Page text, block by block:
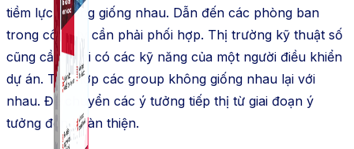
tiềm lực không giống nhau. Dẫn đến các phòng ban
trong công ty cần phải phối hợp. Thị trường kỹ thuật số
cũng cần phải có các kỹ năng của một người điều khiển
dự án. Tập hợp các group không giống nhau lại với
nhau. Để chuyển các ý tưởng tiếp thị từ giai đoạn ý
tưởng đến hoàn thiện.